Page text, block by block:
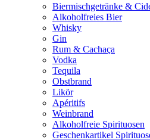
Biermischgetränke &
Alkoholfreies Bier
Whisky
Gin
Rum & Cachaça
Vodka
Tequila
Obstbrand
Likör
Apéritifs
Weinbrand
Alkoholfreie Spirituosen
Geschenkartikel